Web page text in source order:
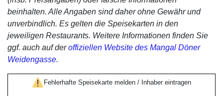
beinhalten. Alle Angaben sind daher ohne Gewähr und
unverbindlich. Es gelten die Speisekarten in den
jeweiligen Restaurants. Weitere Informationen finden Sie
ggf. auch auf deroffiziellen Website des Mangal Döner
Weidengasse.
Fehlerhafte Speisekarte melden / Inhaber eintragen